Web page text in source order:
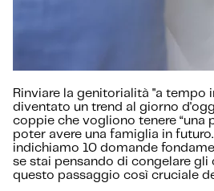
Rinviare la genitorialità "a tempo
diventato un trend al giorno
coppie che vogliono tenere “una
poter avere una famiglia in
indichiamo 10 domande
se stai pensando di congelare gli
questo passaggio così cruciale